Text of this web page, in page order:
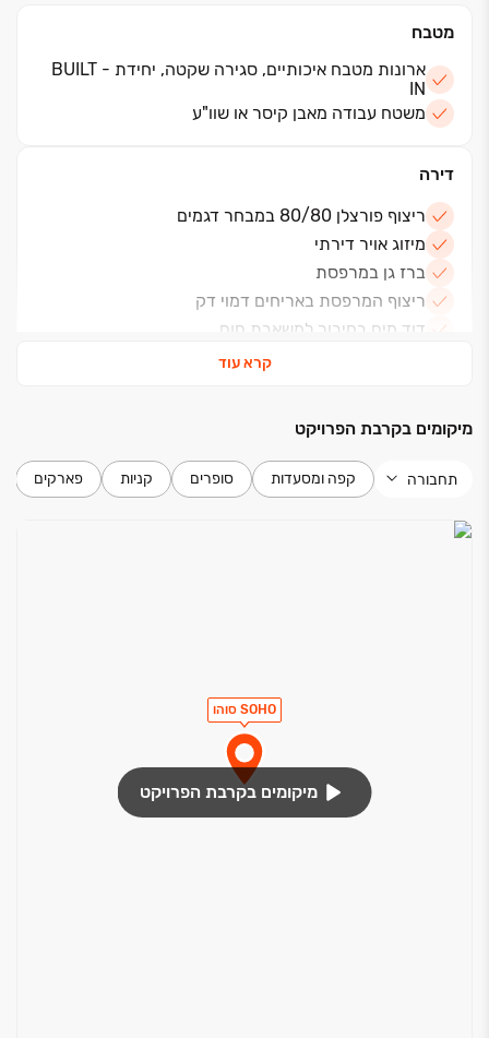
-נגישות לרכבת הקלה, מחלף בגין, כביש 16 ותחנת הרכבת
-שבילי הליכה, ריצה ואופניים
-חדר כושר גדול
לבחירתכם: דירות 2 ,3 ,3.5 ,4 ,5 חדרים. החלה הבנייה​,
אכלוס באפריל 2030
מטבח
ארונות מטבח איכותיים, סגירה שקטה, יחידת BUILT -
IN
משטח עבודה מאבן קיסר או שוו"ע
דירה
ריצוף פורצלן 80/80 במבחר דגמים
מיזוג אויר דירתי
ברז גן במרפסת
ריצוף המרפסת באריחים דמוי דק
דוד מים בחיבור למשאבת חום
חניון תת קרקעי
פיתוח המגרש מתוכנן ע"י אדריכל נוף
ארון רחצה הכולל כיור אינטגראלי
אלומיניום, דלתות וחלונות
דלת בטחון דקורטיבית בכניסה לדירה
קרא עוד
מיקומים בקרבת הפרויקט
תחבורה קפה ומסעדות סופרים קניות פארקים
SOHO סוהו
מיקומים בקרבת הפרויקט